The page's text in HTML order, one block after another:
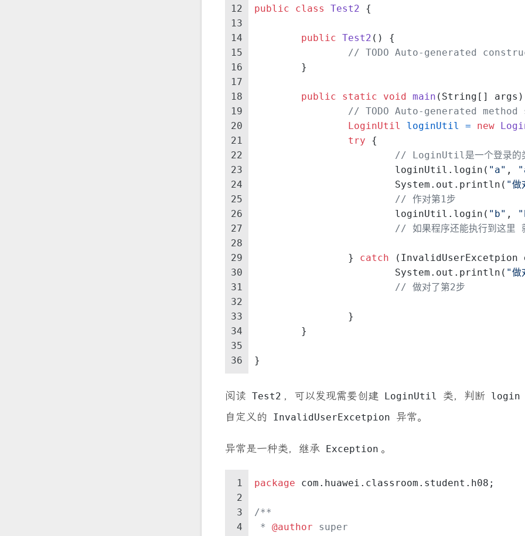
12
13
14
15
16
17
18
19
20
21
22
23
24
25
26
27
28
29
30
31
32
33
34
35
36
public class Test2 {
public Test2 ()
{
// TODO Auto-generated
	}
public static void main (String[] args)
// TODO Auto-generated method
LoginUtil
loginUtil = new
try {
// LoginUtil是一个登录的
			loginUtil.login(
"a" ,
			System.out.println(
"做
// 作对第1步
			loginUtil.login(
"b" ,
// 如果程序还能执行到这里
		}
catch (InvalidUserExcetpion
			System.out.println(
"做
// 做对了第2步
		}
	}
}
阅读 Test2 ，可以发现需要创建 LoginUtil 类，判断 login
自定义的
InvalidUserExcetpion 异常。
异常是一种类，继承 Exception 。
1
2
3
4
package com.huawei.classroom.student.h08;
/**
* @author super